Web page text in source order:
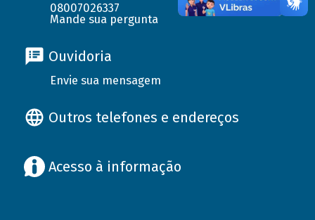
08007026337
Mande sua pergunta
Ouvidoria
Envie sua mensagem
Outros telefones e endereços
Acesso à informação